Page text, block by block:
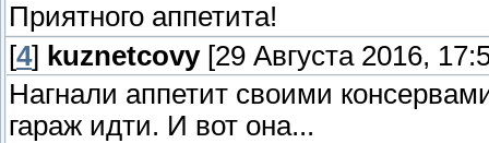
Приятного аппетита!
[4] kuznetcovy[29 Августа 2016,
Нагнали аппетит своими
гараж идти. И вот она...